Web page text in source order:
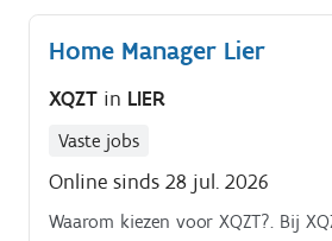
Home Manager Lier
XQZT in LIER
Vaste jobs
Online sinds 28 jul. 2026
Waarom kiezen voor XQZT?. Bij